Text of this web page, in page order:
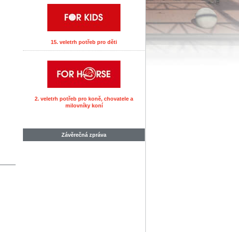
15. veletrh potřeb pro děti
2. veletrh potřeb pro koně, chovatele a
milovníky koní
Závěrečná zpráva